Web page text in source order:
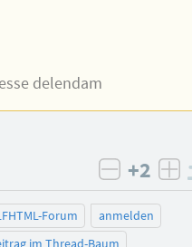
delendam
negativ
+2
Forum
anmelden
im Thread-Baum